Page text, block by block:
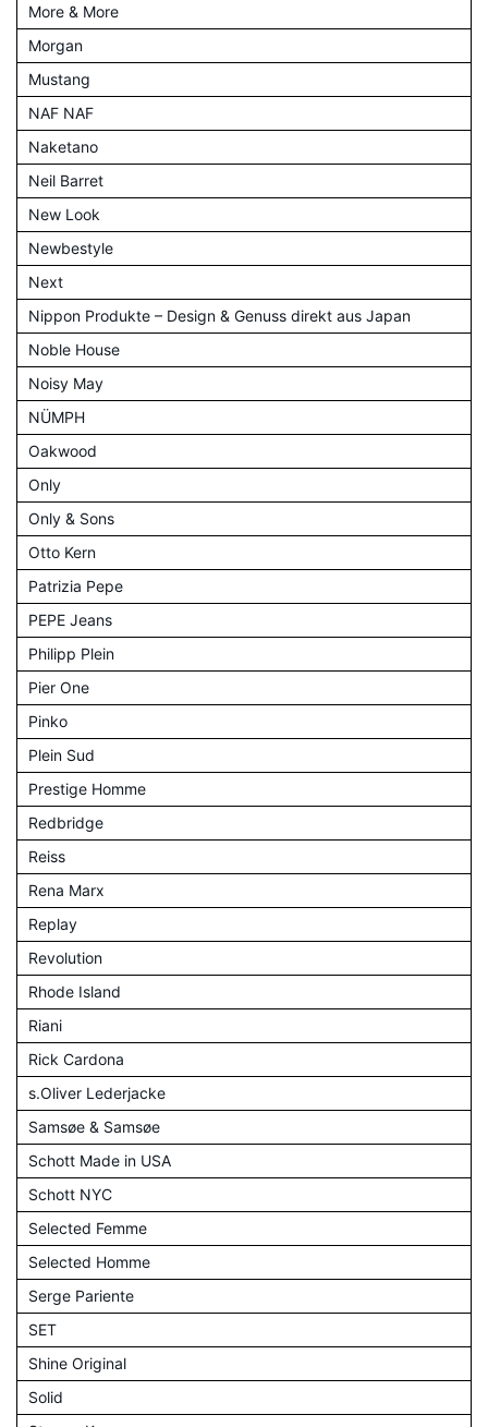
More & More
Morgan
Mustang
NAF NAF
Naketano
Neil Barret
New Look
Newbestyle
Next
Nippon Produkte – Design & Genuss direkt aus Japan
Noble House
Noisy May
NÜMPH
Oakwood
Only
Only & Sons
Otto Kern
Patrizia Pepe
PEPE Jeans
Philipp Plein
Pier One
Pinko
Plein Sud
Prestige Homme
Redbridge
Reiss
Rena Marx
Replay
Revolution
Rhode Island
Riani
Rick Cardona
s.Oliver Lederjacke
Samsøe & Samsøe
Schott Made in USA
Schott NYC
Selected Femme
Selected Homme
Serge Pariente
SET
Shine Original
Solid